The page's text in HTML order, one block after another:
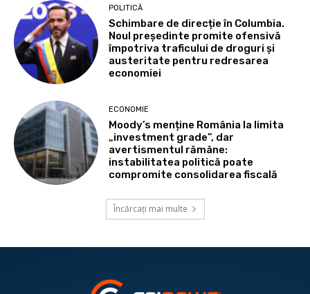
POLITICĂ
Schimbare de direcție în Columbia.
Noul președinte promite ofensivă
împotriva traficului de droguri și
austeritate pentru redresarea
economiei
ECONOMIE
Moody’s menține România la limita
„investment grade”, dar
avertismentul rămâne:
instabilitatea politică poate
compromite consolidarea fiscală
Încărcați mai multe